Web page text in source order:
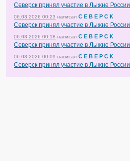
Северск принял участие в Лыжне России
06.03.2026 00:23 написал С Е В Е Р С К
Северск принял участие в Лыжне России
06.03.2026 00:18 написал С Е В Е Р С К
Северск принял участие в Лыжне России
06.03.2026 00:09 написал С Е В Е Р С К
Северск принял участие в Лыжне России